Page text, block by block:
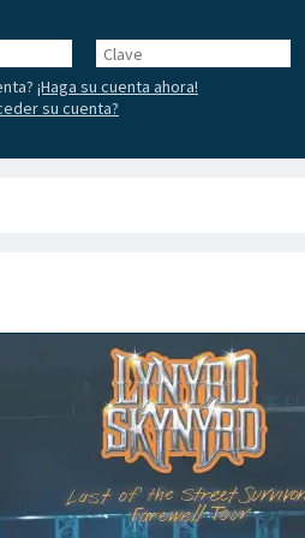
Clave
¡Haga su cuenta ahora!
su cuenta?